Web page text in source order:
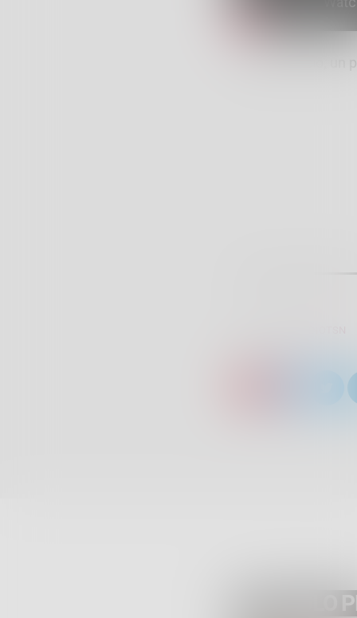
Sondrio Calcio,
ARTICOLO